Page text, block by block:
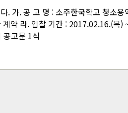
가. 공 고 명 : 소주한국학교 청소
약 라. 입찰 기간 : 2017.02.16.(목)
고문 1식